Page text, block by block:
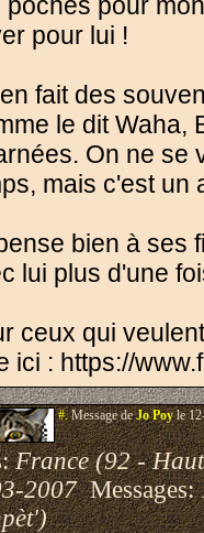
pour lui !
fait des
le dit Waha,
On ne se
mais c'est un
bien à ses
lui plus d'une
ceux qui
ici : https://
#.Message deJo Poyle
France (92 -
2007Messages: